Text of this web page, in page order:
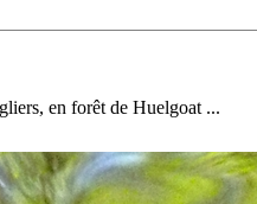
en forêt de Huelgoat ...